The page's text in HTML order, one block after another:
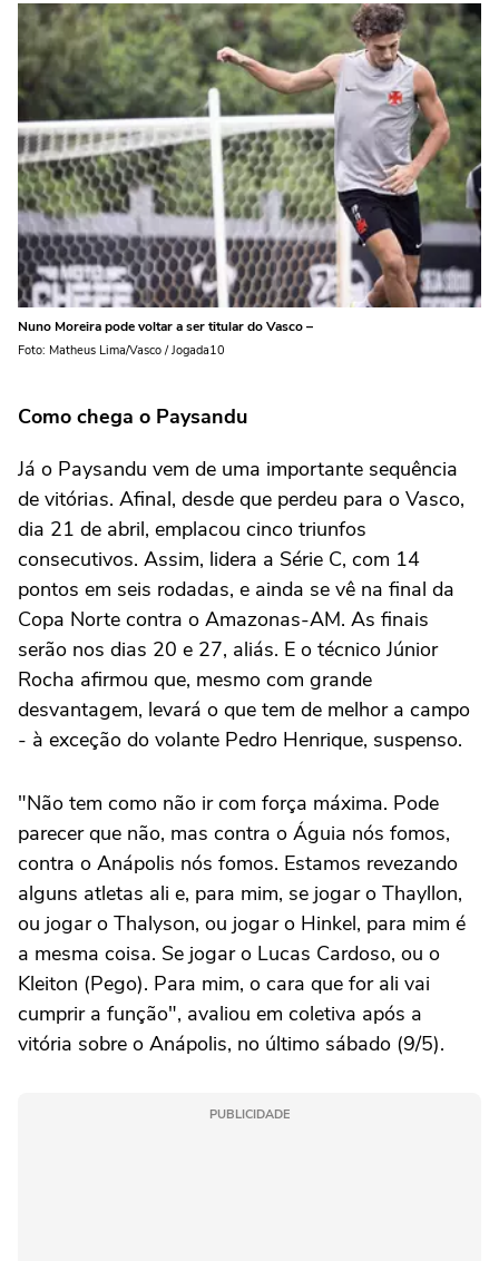
Nuno Moreira pode voltar a ser titular do Vasco –
Foto: Matheus Lima/Vasco / Jogada10
Como chega o Paysandu
Já o Paysandu vem de uma importante sequência
de vitórias. Afinal, desde que perdeu para o Vasco,
dia 21 de abril, emplacou cinco triunfos
consecutivos. Assim, lidera a Série C, com 14
pontos em seis rodadas, e ainda se vê na final da
Copa Norte contra o Amazonas-AM. As finais
serão nos dias 20 e 27, aliás. E o técnico Júnior
Rocha afirmou que, mesmo com grande
desvantagem, levará o que tem de melhor a campo
- à exceção do volante Pedro Henrique, suspenso.
"Não tem como não ir com força máxima. Pode
parecer que não, mas contra o Águia nós fomos,
contra o Anápolis nós fomos. Estamos revezando
alguns atletas ali e, para mim, se jogar o Thayllon,
ou jogar o Thalyson, ou jogar o Hinkel, para mim é
a mesma coisa. Se jogar o Lucas Cardoso, ou o
Kleiton (Pego). Para mim, o cara que for ali vai
cumprir a função", avaliou em coletiva após a
vitória sobre o Anápolis, no último sábado (9/5).
PUBLICIDADE